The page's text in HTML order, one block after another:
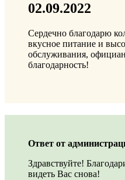
02.09.2022
Сердечно благодарю
вкусное питание и
обслуживания,
благодарность!
Ответ от
Здравствуйте!
видеть Вас снова!